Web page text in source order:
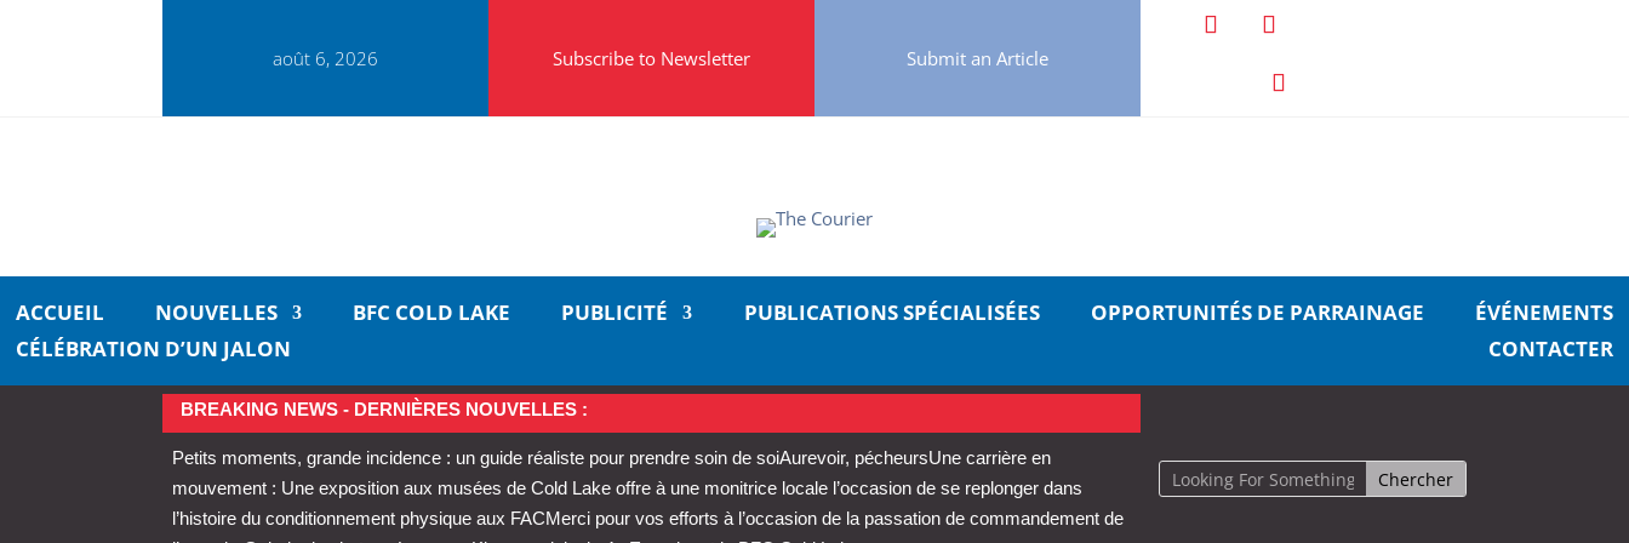
août 6, 2026 Subscribe to Newsletter Submit an Article
ACCUEIL NOUVELLES BFC COLD LAKE PUBLICITÉ PUBLICATIONS SPÉCIALISÉES OPPORTUNITÉS DE PARRAINAGE
ÉVÉNEMENTS
CÉLÉBRATION D’UN JALON
CONTACTER
BREAKING NEWS - DERNIÈRES NOUVELLES :
Petits moments, grande incidence : un guide réaliste pour prendre soin de soiAurevoir, pécheursUne carrière en
mouvement : Une exposition aux musées de Cold Lake offre à une monitrice locale l’occasion de se replonger dans
l’histoire du conditionnement physique aux FACMerci pour vos efforts à l’occasion de la passation de commandement de